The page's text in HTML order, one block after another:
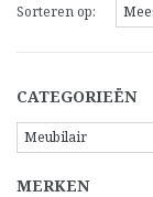
Sorteren op:
CATEGORIEËN
MERKEN